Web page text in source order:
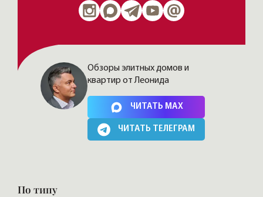
Нажимая на кнопку, Вы соглашаетесь cполитикой сайта
Обзоры элитных домов и
квартир от Леонида
ЧИТАТЬ MAX
ЧИТАТЬ ТЕЛЕГРАМ
По типу